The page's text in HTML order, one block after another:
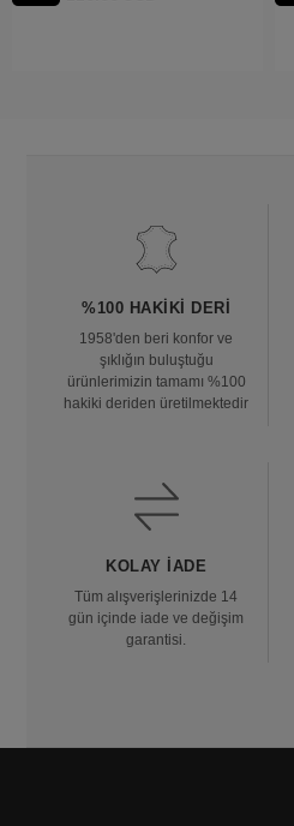
%100 HAKIKI DERI
1958'den beri konfor ve
şıklığın buluştuğu
ürünlerimizin tamamı %100
hakiki deriden üretilmektedir
KOLAY İADE
Tüm alışverişlerinizde 14
gün içinde iade ve değişim
garantisi.